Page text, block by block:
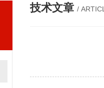
技术文章 /